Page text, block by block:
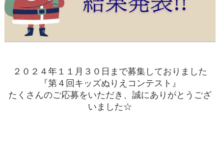
２０２４年１１月３０日まで募集しておりました
『第４回キッズぬりえコンテスト』
たくさんのご応募をいただき、誠にありがとうござ
いました☆